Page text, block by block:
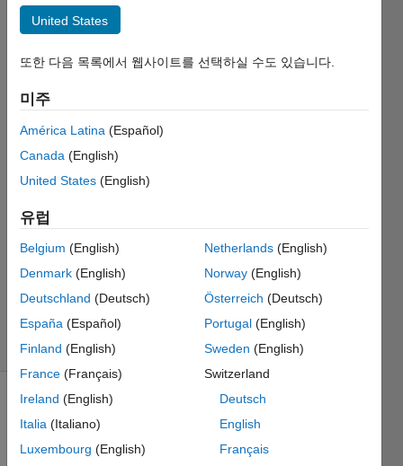
given day
and mean
of
previous
days
Daphne
PARLIARI
2021 6월
25
0 답변
업데이트
6월 25
조회 수: 6
(30일)
이전 댓글
표시
United States
또한 다음 목록에서 웹사이트를 선택하실 수도 있습니다.
미주
América Latina (Español)
Canada (English)
United States (English)
유럽
Belgium (English)
Denmark (English)
Deutschland (Deutsch)
España (Español)
Finland (English)
France (Français)
Ireland (English)
Italia (Italiano)
Luxembourg (English)
Netherlands(English)
Norway(English)
Österreich (Deutsch)
Portugal(English)
Sweden (English)
Switzerland
Deutsch
English
Français